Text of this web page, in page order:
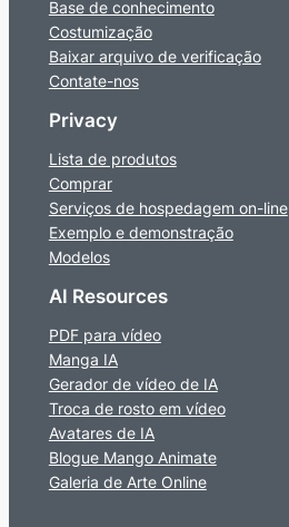
Base de conhecimento
Costumização
Baixar arquivo de verificação
Contate-nos
Privacy
Lista de produtos
Comprar
Serviços de hospedagem on-line
Exemplo e demonstração
Modelos
AI Resources
PDF para vídeo
Manga IA
Gerador de vídeo de IA
Troca de rosto em vídeo
Avatares de IA
Blogue Mango Animate
Galeria de Arte Online